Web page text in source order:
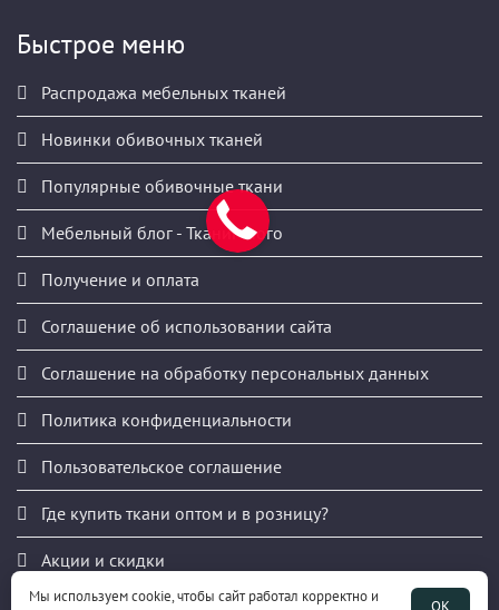
Мы используем cookie, чтобы сайт работал корректно и
ОК
Быстрое меню
Распродажа мебельных тканей
Новинки обивочных тканей
Популярные обивочные ткани
Мебельный блог - ТканиМного
Получение и оплата
Соглашение об использовании сайта
Соглашение на обработку персональных данных
Политика конфиденциальности
Пользовательское соглашение
Где купить ткани оптом и в розницу?
Акции и скидки